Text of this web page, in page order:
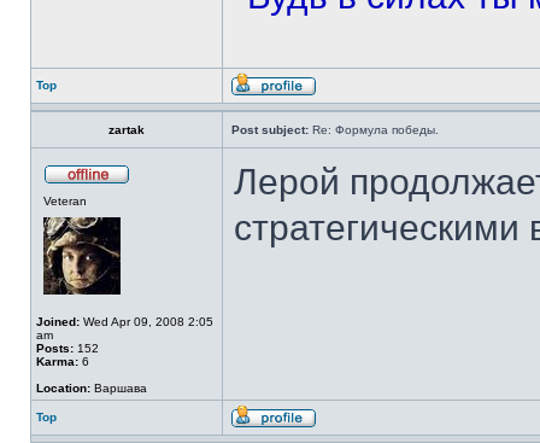
Top
zartak Post subject: Re: Формула победы.
Veteran
Joined: Wed Apr 09, 2008 2:05
am
Posts: 152
Karma: 6
Location: Варшава
Лерой
Top